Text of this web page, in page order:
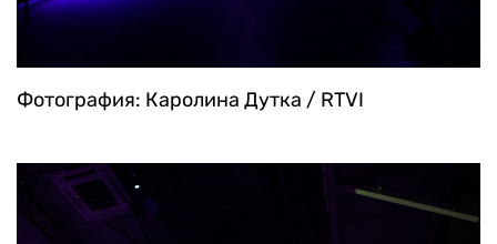
Фотография: Каролина Дутка / RTVI